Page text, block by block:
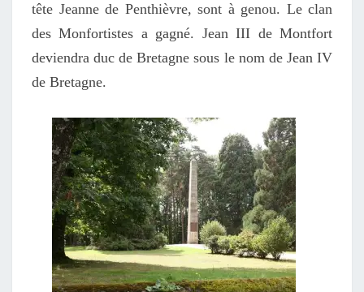
tête Jeanne de Penthièvre, sont à genou. Le clan
des Monfortistes a gagné. Jean III de Montfort
deviendra duc de Bretagne sous le nom de Jean IV
de Bretagne.